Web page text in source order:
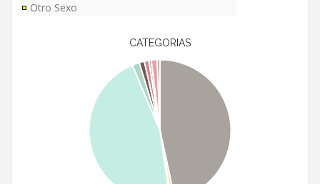
Otro Sexo
CATEGORIAS